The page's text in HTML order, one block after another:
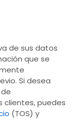
de sus datos
que se
Si desea
clientes, puedes
(TOS) y